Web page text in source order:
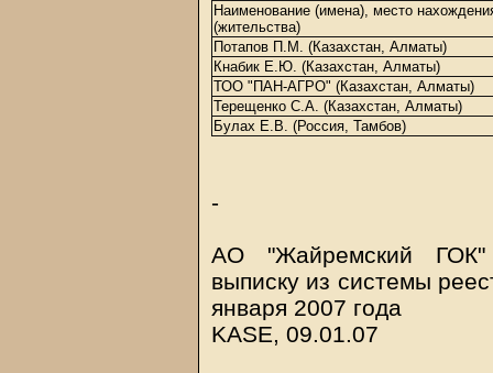
Наименование (имена), место
(жительства)
Потапов П.М. (Казахстан, Алматы)
Кнабик Е.Ю. (Казахстан, Алматы)
ТОО "ПАН-АГРО" (Казахстан, Алматы)
Терещенко С.А. (Казахстан, Алматы)
Булах Е.В. (Россия, Тамбов)
-
АО "Жайремский ГОК"
выписку из системы
января 2007 года
KASE, 09.01.07